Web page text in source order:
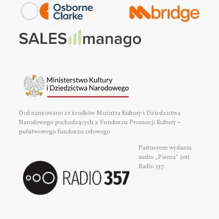
Dofinansowano ze środków Ministra Kultury i Dziedzictwa
Narodowego pochodzących z Funduszu Promocji Kultury –
państwowego funduszu celowego
Partnerem wydania
audio „Pisma” jest
Radio 357.